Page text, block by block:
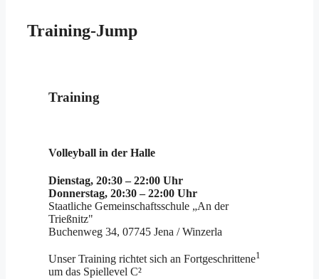
Training-Jump
Training
Volleyball in der Halle
Dienstag, 20:30 – 22:00 Uhr
Donnerstag, 20:30 – 22:00 Uhr
Staatliche Gemeinschaftsschule „An der
Trießnitz"
Buchenweg 34, 07745 Jena / Winzerla
Unser Training richtet sich an Fortgeschrittene1
um das Spiellevel C²